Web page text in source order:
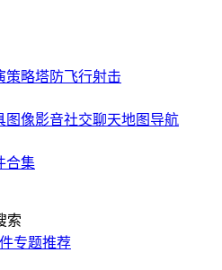
策略塔防飞行射击
图像影音社交聊天地图导航
合集
索
专题推荐